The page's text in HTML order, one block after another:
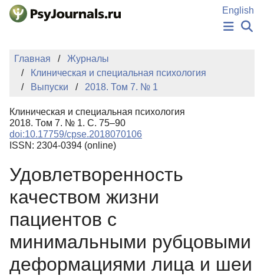
Перейти к основному содержанию
English
НОВОСТИ
АВТОРЫ
КЛЮЧЕВЫЕ СЛОВА
Регистрация
Главная
Журналы
Клиническая и специальная психология
Выпуски
2018. Том 7. № 1
Клиническая и специальная психология
2018. Том 7. № 1. С. 75–90
doi:10.17759/cpse.2018070106
ISSN: 2304-0394 (online)
Удовлетворенность
качеством жизни
пациентов с
минимальными рубцовыми
деформациями лица и шеи